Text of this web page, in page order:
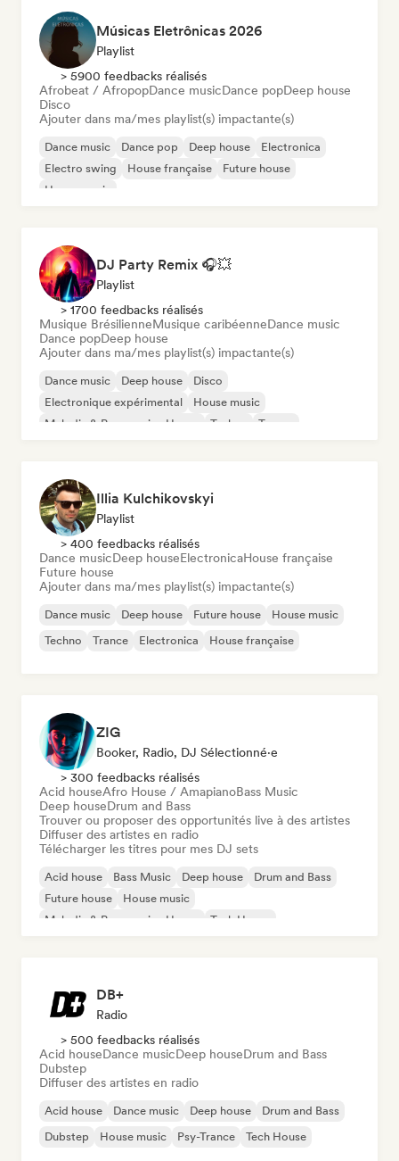
Músicas Eletrônicas 2026
Playlist
> 5900 feedbacks réalisés
Afrobeat / AfropopDance musicDance popDeep house
Disco
Ajouter dans ma/mes playlist(s) impactante(s)
Dance music Dance pop Deep house
Electronica
Electro swing
House française
Future house
House music
DJ Party Remix 🎧💥
Playlist
> 1700 feedbacks réalisés
Musique BrésilienneMusique caribéenneDance music
Dance popDeep house
Ajouter dans ma/mes playlist(s) impactante(s)
Dance music Deep house
Disco
Electronique expérimental
House music
Melodic & Progressive House
Techno Trance
Illia Kulchikovskyi
Playlist
> 400 feedbacks réalisés
Dance musicDeep houseElectronicaHouse française
Future house
Ajouter dans ma/mes playlist(s) impactante(s)
Dance music Deep house Future house
House music
Techno
Trance Electronica House française
ZIG
Booker, Radio, DJ Sélectionné·e
> 300 feedbacks réalisés
Acid houseAfro House / AmapianoBass Music
Deep houseDrum and Bass
Trouver ou proposer des opportunités live à des artistes
Diffuser des artistes en radio
Télécharger les titres pour mes DJ sets
Acid house Bass Music Deep house
Drum and Bass
Future house
House music
Melodic & Progressive House
Tech House
DB+
Radio
> 500 feedbacks réalisés
Acid houseDance musicDeep houseDrum and Bass
Dubstep
Diffuser des artistes en radio
Acid house Dance music Deep house
Drum and Bass
Dubstep
House music Psy-Trance Tech House